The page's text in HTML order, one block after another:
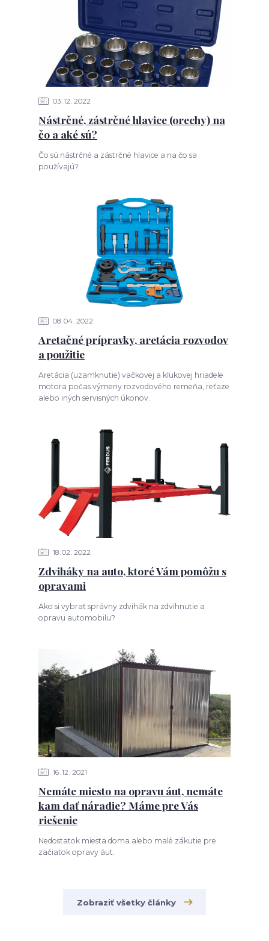
03 12 2022
Nástrčné, zástrčné hlavice (orechy) na
čo a aké sú?
Čo sú nástrčné a zástrčné hlavice a na čo sa
používajú?
08 04 2022
Aretačné prípravky, aretácia rozvodov
a použitie
Aretácia (uzamknutie) vačkovej a kľukovej hriadele
motora počas výmeny rozvodového remeňa, reťaze
alebo iných servisných úkonov.
18 02 2022
Zdviháky na auto, ktoré Vám pomôžu s
opravami
Ako si vybrať správny zdvihák na zdvihnutie a
opravu automobilu?
16 12 2021
Nemáte miesto na opravu áut, nemáte
kam dať náradie? Máme pre Vás
riešenie
Nedostatok miesta doma alebo malé zákutie pre
začiatok opravy áut.
Zobraziť všetky články